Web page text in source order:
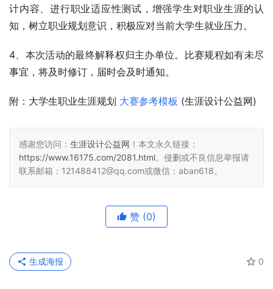
计内容、进行职业适应性测试，增强学生对职业生涯的认
知，树立职业规划意识，积极应对当前大学生就业压力。
4、本次活动的最终解释权归主办单位。比赛规程如有未尽
事宜，将及时修订，届时会及时通知。
附：大学生职业生涯规划 大赛参考模板 (生涯设计公益网)
感谢您访问： 生涯设计公益网 ！本文永久链接：
https://www.16175.com/2081.html。侵删或不良信息举报请
联系邮箱：121488412@qq.com或微信：aban618。
赞 (0)
0
生成海报